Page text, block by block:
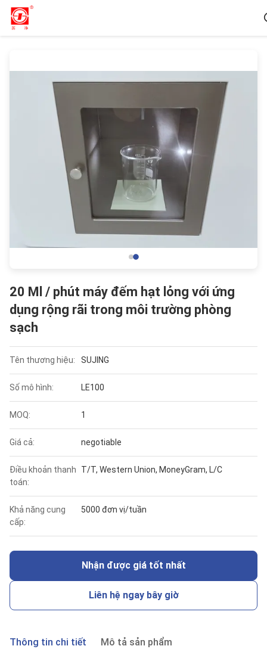
20 Ml / phút máy đếm hạt lỏng với ứng
dụng rộng rãi trong môi trường phòng
sạch
Tên thương hiệu: SUJING
Số mô hình: LE100
MOQ: 1
Giá cả: negotiable
Điều khoản thanh
toán:
T/T, Western Union, MoneyGram, L/C
Khả năng cung
cấp:
5000 đơn vị/tuần
Nhận được giá tốt nhất
Liên hệ ngay bây giờ
Thông tin chi tiết Mô tả sản phẩm